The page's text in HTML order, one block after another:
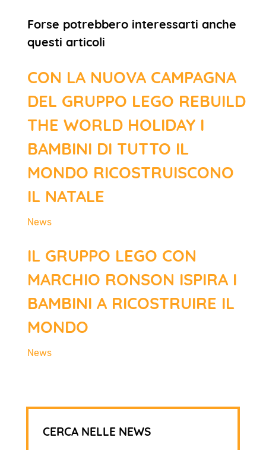
Forse potrebbero interessarti anche
questi articoli
CON LA NUOVA CAMPAGNA
DEL GRUPPO LEGO REBUILD
THE WORLD HOLIDAY I
BAMBINI DI TUTTO IL
MONDO RICOSTRUISCONO
IL NATALE
News
IL GRUPPO LEGO CON
MARCHIO RONSON ISPIRA I
BAMBINI A RICOSTRUIRE IL
MONDO
News
CERCA NELLE NEWS